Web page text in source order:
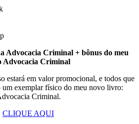
Advocacia Criminal + bônus do meu
Advocacia Criminal
estará em valor promocional, e todos que
um exemplar físico do meu novo livro:
Criminal.
CLIQUE AQUI